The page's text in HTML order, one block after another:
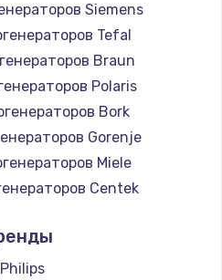
Siemens
Tefal
Braun
Polaris
Bork
Gorenje
Miele
Centek
Hotpoint Ariston
DELTA
Philips